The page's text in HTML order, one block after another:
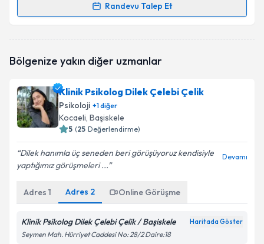
Randevu Talep Et
Randevu Takvimi Talebi
talebi oluşturun. Size bu uzmandan randevu almanız
bilgilendireceğiz.
E-posta Adresiniz
Kişisel verilerimin işlenmesine ilişkin
kapsamda işlenmesini kabul ediyorum.
Takvim Talebini Gönder
Bölgenize yakın diğer uzmanlar
Klinik Psikolog Dilek Çelebi Çelik
Psikoloji +1diğer
Kocaeli, Başiskele
5 (25 Değerlendirme)
Dilek hanımla üç seneden beri görüşüyoruz kendisiyle
yaptığımız görüşmeleri ...
Devamı
Adres 1 Adres 2 Online Görüşme
Klinik Psikolog Dilek Çelebi Çelik / Başiskele Haritada Göster
Seymen Mah. Hürriyet Caddesi No: 28/2 Daire:18